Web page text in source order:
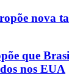
nova
que
nos EUA